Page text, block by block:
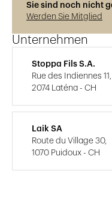
Sie sind noch nicht
Werden Sie Mitglied
Unternehmen
Stoppa Fils S.A.
Rue des Indiennes 11,
2074 Laténa - CH
Laik SA
Route du Village 30,
1070 Puidoux - CH